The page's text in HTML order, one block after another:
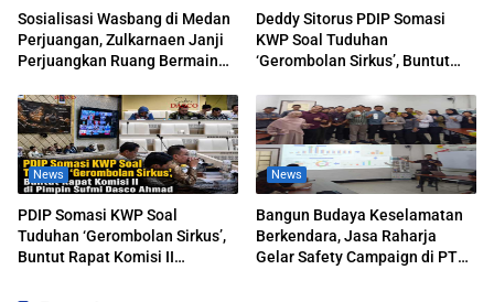
Sosialisasi Wasbang di Medan
Perjuangan, Zulkarnaen Janji
Perjuangkan Ruang Bermain
Deddy Sitorus PDIP Somasi
KWP Soal Tuduhan
‘Gerombolan Sirkus’, Buntut
Dasco Ahmad
News
PDIP Somasi KWP Soal
Tuduhan ‘Gerombolan Sirkus’,
Buntut Rapat Komisi II
News
Bangun Budaya Keselamatan
Berkendara, Jasa Raharja
Gelar Safety Campaign di PT